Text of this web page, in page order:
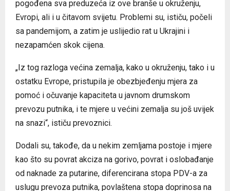
pogođena sva preduzeća iz ove branše u okruženju,
Evropi, ali i u čitavom svijetu. Problemi su, ističu, počeli
sa pandemijom, a zatim je uslijedio rat u Ukrajini i
nezapamćen skok cijena.
„Iz tog razloga većina zemalja, kako u okruženju, tako i u
ostatku Evrope, pristupila je obezbjeđenju mjera za
pomoć i očuvanje kapaciteta u javnom drumskom
prevozu putnika, i te mjere u većini zemalja su još uvijek
na snazi“, ističu prevoznici.
Dodali su, takođe, da u nekim zemljama postoje i mjere
kao što su povrat akciza na gorivo, povrat i oslobađanje
od naknade za putarine, diferencirana stopa PDV-a za
uslugu prevoza putnika, povlaštena stopa doprinosa na